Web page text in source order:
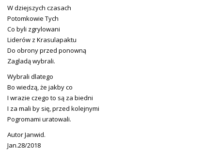
W dziejszych czasach
Potomkowie Tych
Co byli zgrylowani
Liderów z Krasulapaktu
Do obrony przed ponowną
Zagladą wybrali.
Wybrali dlatego
Bo wiedzą, że jakby co
I wrazie czego to są za biedni
I za mali by się, przed kolejnymi
Pogromami uratowali.
Autor Janwid.
Jan.28/2018